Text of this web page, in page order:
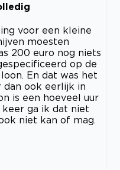
voor een kleine
moesten
200 euro nog niets
op de
En dat was het
dan ook eerlijk in
is een hoeveel uur
ga ik dat niet
niet kan of mag.